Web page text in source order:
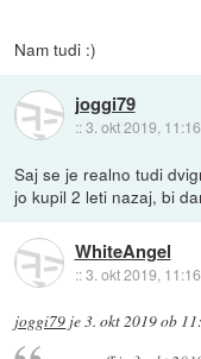
Nam tudi :)
joggi79
::3. okt 2019, 11:16
Saj se je realno tudi
jo kupil 2 leti nazaj, bi
WhiteAngel
::3. okt 2019, 11:16
joggi79 je3. okt 2019 ob